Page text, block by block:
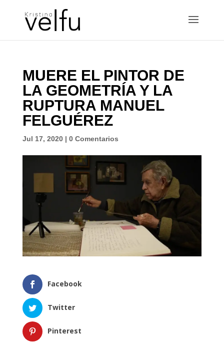
MUERE EL PINTOR DE
LA GEOMETRÍA Y LA
RUPTURA MANUEL
FELGUÉREZ
Jul 17, 2020| 0 Comentarios
Facebook
Twitter
Pinterest